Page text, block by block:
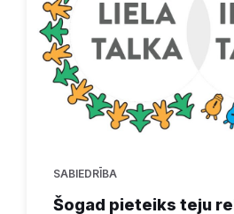
SABIEDRĪBA
Šogad pieteiks teju